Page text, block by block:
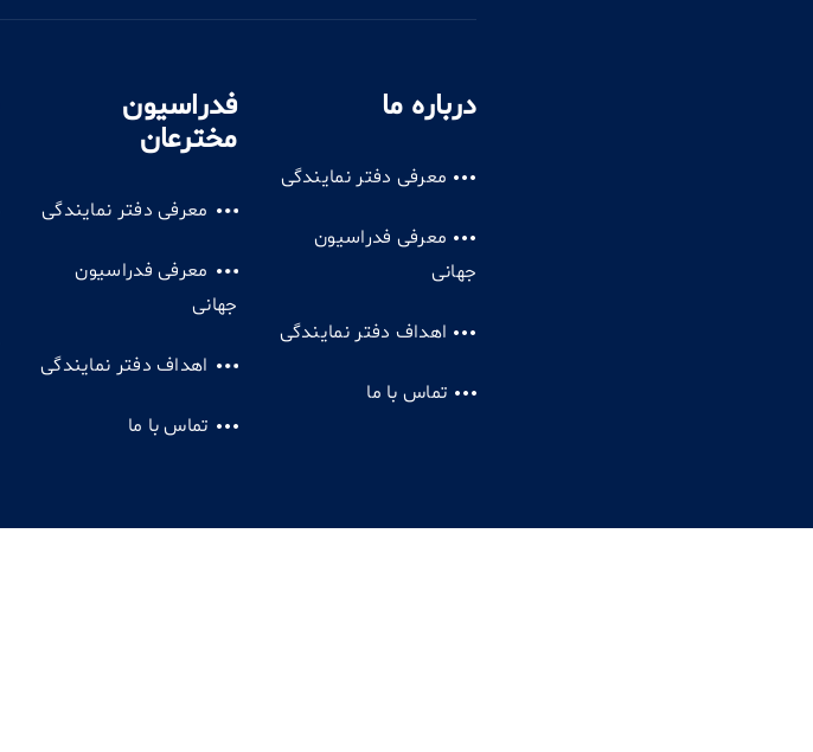
درباره ما
معرفی دفتر نمایندگی
معرفی فدراسیون
جهانی
اهداف دفتر نمایندگی
تماس با ما
فدراسیون
مخترعان
معرفی دفتر نمایندگی
معرفی فدراسیون
جهانی
اهداف دفتر نمایندگی
تماس با ما